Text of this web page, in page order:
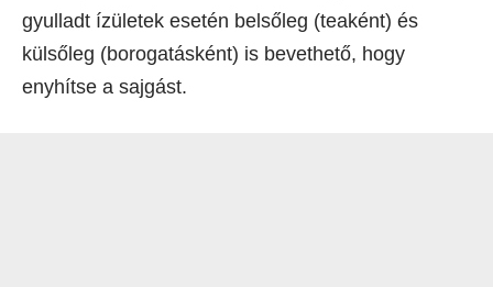
gyulladt ízületek esetén belsőleg (teaként) és
külsőleg (borogatásként) is bevethető, hogy
enyhítse a sajgást.